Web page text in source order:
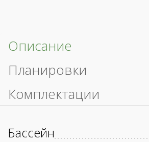
Описание
Планировки
Комплектации
Бассейн